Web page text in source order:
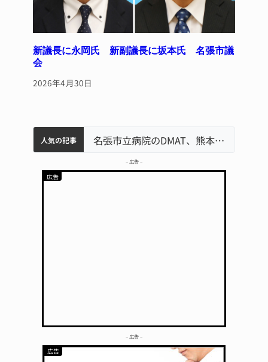
新議長に永岡氏 新副議長に坂本氏 名張市議
会
2026年4月30日
人気の記事
名張市水道料金47％値上げへ 答申案、審議会で大筋まとまる
器物損壊容疑で83歳女逮捕 伊賀署
中学校の陶壁モニュメント 地元建設会社がボランティアで清掃 伊賀 名張市立病院のDMAT、熊本地震の被災地へ 能登以来3回目の派遣
– 広告 –
– 広告 –